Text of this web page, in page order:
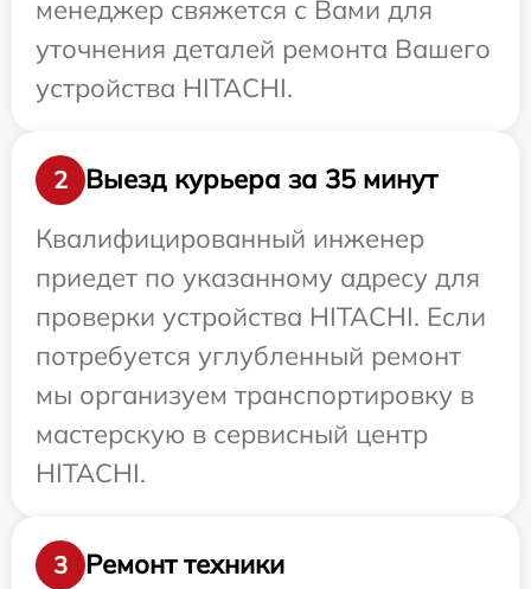
менеджер свяжется с Вами для
уточнения деталей ремонта Вашего
устройства HITACHI.
2
Выезд курьера за 35 минут
Квалифицированный инженер
приедет по указанному адресу для
проверки устройства HITACHI. Если
потребуется углубленный ремонт
мы организуем транспортировку в
мастерскую в сервисный центр
HITACHI.
3
Ремонт техники